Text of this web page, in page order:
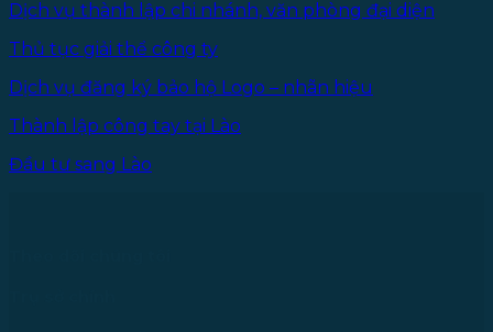
Dịch vụ thành lập chi nhánh, văn phòng đại diện
Thủ tục giải thể công ty
Dịch vụ đăng ký bảo hộ Logo – nhãn hiệu
Thành lập công tay tại Lào
Đầu tư sang Lào